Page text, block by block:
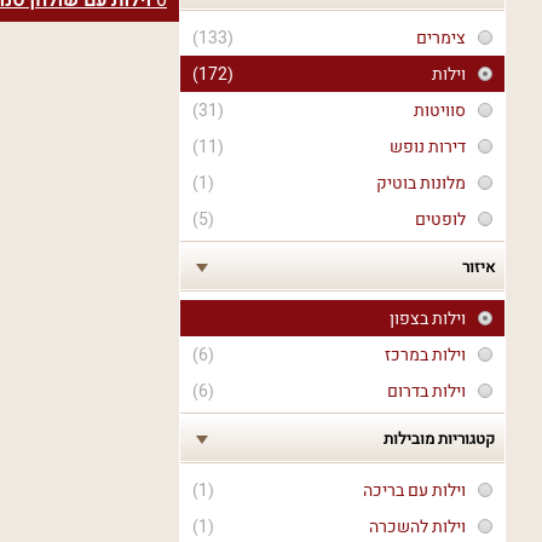
(133)
צימרים
(172)
וילות
(31)
סוויטות
(11)
דירות נופש
(1)
מלונות בוטיק
(5)
לופטים
איזור
וילות בצפון
(6)
וילות במרכז
(6)
וילות בדרום
קטגוריות מובילות
(1)
וילות עם בריכה
(1)
וילות להשכרה